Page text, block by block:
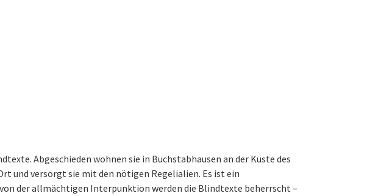
Abgeschieden wohnen sie in Buchstabhausen an der Küste des
und versorgt sie mit den nötigen Regelialien. Es ist ein
der allmächtigen Interpunktion werden die Blindtexte beherrscht –